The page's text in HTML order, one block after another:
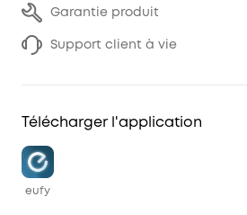
Garantie produit
Support client à vie
Télécharger l'application
eufy